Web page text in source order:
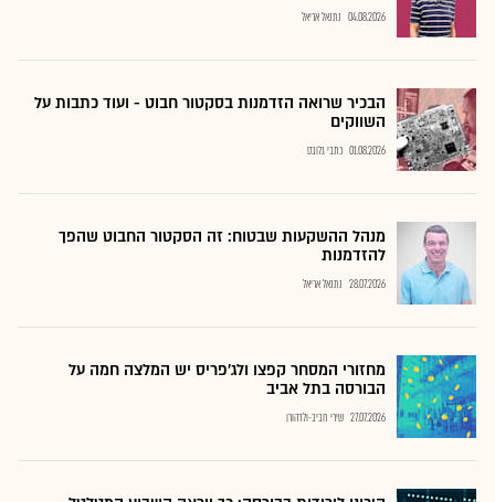
04.08.2026 נתנאל אריאל
הבכיר שרואה הזדמנות בסקטור חבוט - ועוד כתבות על
השווקים
01.08.2026 כתבי גלובס
מנהל ההשקעות שבטוח: זה הסקטור החבוט שהפך
להזדמנות
28.07.2026 נתנאל אריאל
מחזורי המסחר קפצו ולג'פריס יש המלצה חמה על
הבורסה בתל אביב
27.07.2026 שירי חביב-ולדהורן